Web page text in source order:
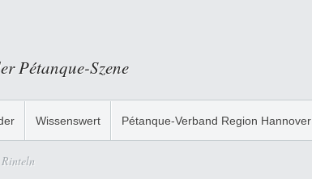
Pétanque-Szene
Wissenswert Pétanque-Verband Region Hannover